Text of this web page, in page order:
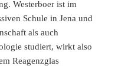
Westerboer ist im
Schule in Jena und
als auch
studiert, wirkt also
Reagenzglas